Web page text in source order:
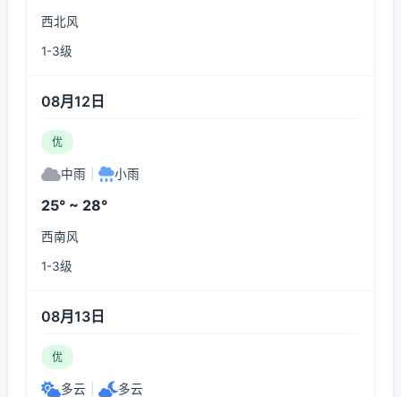
西北风
1-3级
08月12日
优
中雨 小雨
25° ~ 28°
西南风
1-3级
08月13日
优
多云 多云